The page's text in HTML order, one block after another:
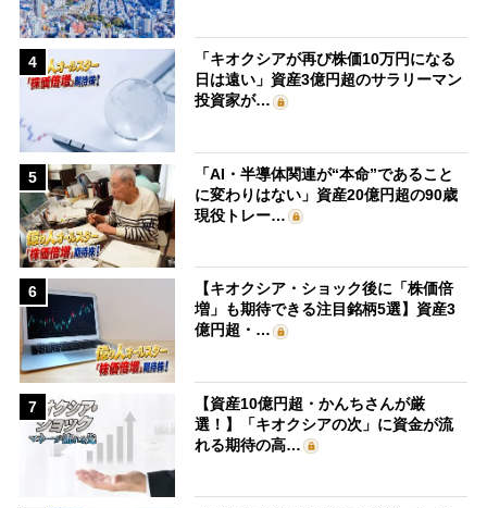
4
「キオクシアが再び株価10万円になる
日は遠い」資産3億円超のサラリーマン
投資家が…
5
「AI・半導体関連が“本命”であること
に変わりはない」資産20億円超の90歳
現役トレー…
6
【キオクシア・ショック後に「株価倍
増」も期待できる注目銘柄5選】資産3
億円超・…
7
【資産10億円超・かんちさんが厳
選！】「キオクシアの次」に資金が流
れる期待の高…